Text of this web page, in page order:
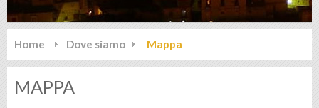
Home Dove siamo Mappa
MAPPA